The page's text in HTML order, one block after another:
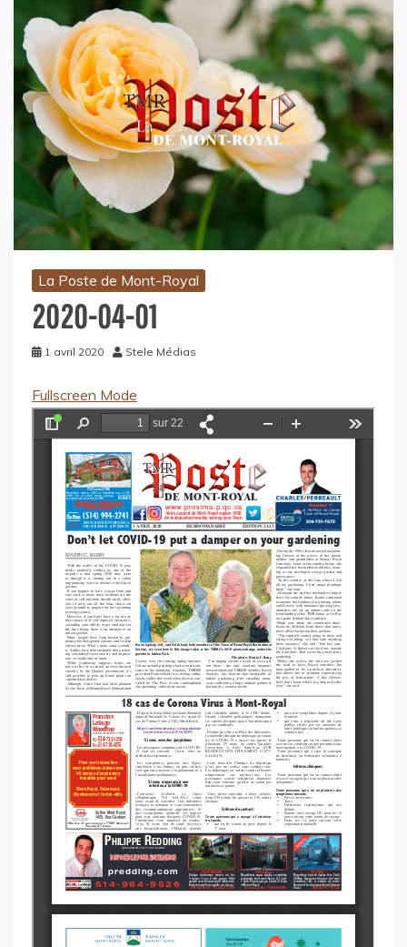
La Poste de Mont-Royal
2020-04-01
1 avril 2020 Stele Médias
Fullscreen Mode